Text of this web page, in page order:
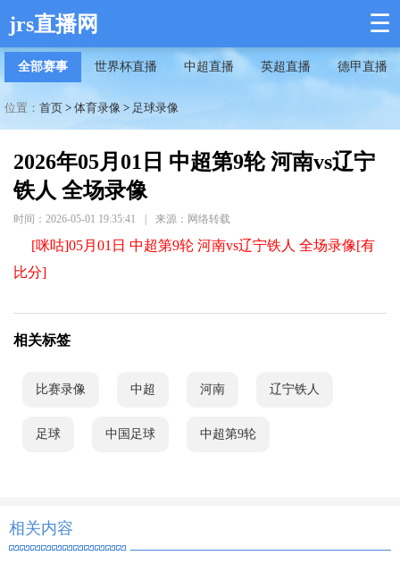
jrs直播网 ☰
全部赛事 世界杯直播 中超直播 英超直播 德甲直播
位置： 首页 > 体育录像 > 足球录像
2026年05月01日 中超第9轮 河南vs辽宁
铁人 全场录像
时间：2026-05-01 19:35:41 来源：网络转载
[咪咕]05月01日 中超第9轮 河南vs辽宁铁人 全场录像[有
比分]
相关标签
比赛录像 中超 河南 辽宁铁人
足球 中国足球 中超第9轮
相关内容